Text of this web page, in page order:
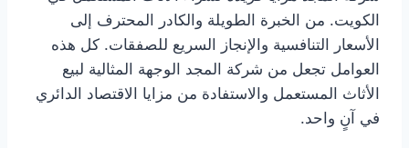
الكويت. من الخبرة الطويلة والكادر المحترف إلى
الأسعار التنافسية والإنجاز السريع للصفقات. كل هذه
العوامل تجعل من شركة المجد الوجهة المثالية لبيع
الأثاث المستعمل والاستفادة من مزايا الاقتصاد الدائري
في آنٍ واحد.